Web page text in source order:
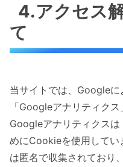
4.アクセス
て
当サイトでは、Google
「Googleアナリティクス
Googleアナリティクス
めにCookieを使用してい
は匿名で収集されており